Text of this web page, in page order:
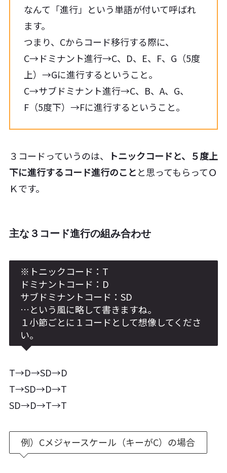
なんて「進行」という単語が付いて呼ばれ
ます。
つまり、Cからコード移行する際に、
C→ドミナント進行→C、D、E、F、G（5度
上）→Gに進行するということ。
C→サブドミナント進行→C、B、A、G、
F（5度下）→Fに進行するということ。
３コードっていうのは、
トニックコードと、５度上
下に進行するコード進行のことと思ってもらってＯ
Ｋです。
主な３コード進行の組み合わせ
※トニックコード：T
ドミナントコード：D
サブドミナントコード：SD
…という風に略して書きますね。
１小節ごとに１コードとして想像してくださ
い。
T→D→SD→D
T→SD→D→T
SD→D→T→T
例）Cメジャースケール（キーがC）の場合